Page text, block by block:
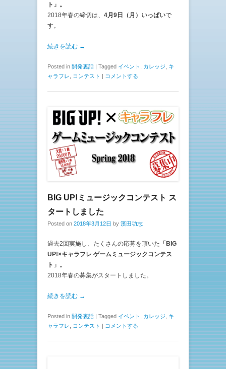
ト」。
2018年春の締切は、 4月9日（月）いっぱいで
す。
続きを読む →
Posted in 開発裏話 | Tagged イベント カレッジ
キ
ャラフレ
コンテスト | コメントする
BIG UP!ミュージックコンテスト ス
タートしました
Posted on 2018年3月12日 by 濱田功志
過去2回実施し、たくさんの応募を頂いた 「BIG
UP!×キャラフレ ゲームミュージックコンテス
ト」。
2018年春の募集がスタートしました。
続きを読む →
Posted in 開発裏話 | Tagged イベント カレッジ
キ
ャラフレ
コンテスト | コメントする